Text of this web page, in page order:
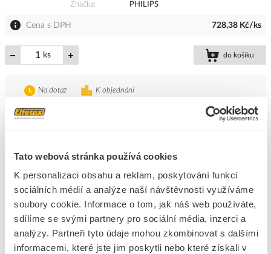
Tato webová stránka používá cookies
K personalizaci obsahu a reklam, poskytování funkcí
sociálních médií a analýze naší návštěvnosti využíváme
soubory cookie. Informace o tom, jak náš web používáte,
sdílíme se svými partnery pro sociální média, inzerci a
analýzy. Partneři tyto údaje mohou zkombinovat s dalšími
informacemi, které jste jim poskytli nebo které získali v
Značka
PHILIPS
Cena s DPH 728,38 Kč/ks
ks do košíku
Přidat k porovnání
K objednání
Na dotaz
CALLA a LILY černý
Kód ELFETEX
11.279.788
EAN
8718696168721
Značka
PHILIPS
Cena s DPH 582,47 Kč/ks